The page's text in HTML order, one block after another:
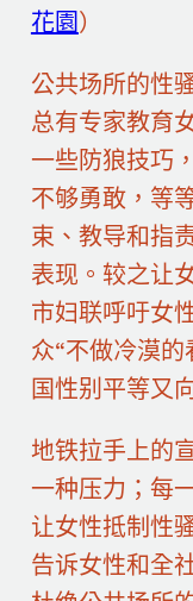
花園）
公共场所的性
总有专家教育
一些防狼技巧
不够勇敢，等
束、教导和指
表现。较之让
市妇联呼吁女
众“不做冷漠
国性别平等又
地铁拉手上的
一种压力；每
让女性抵制性
告诉女性和全